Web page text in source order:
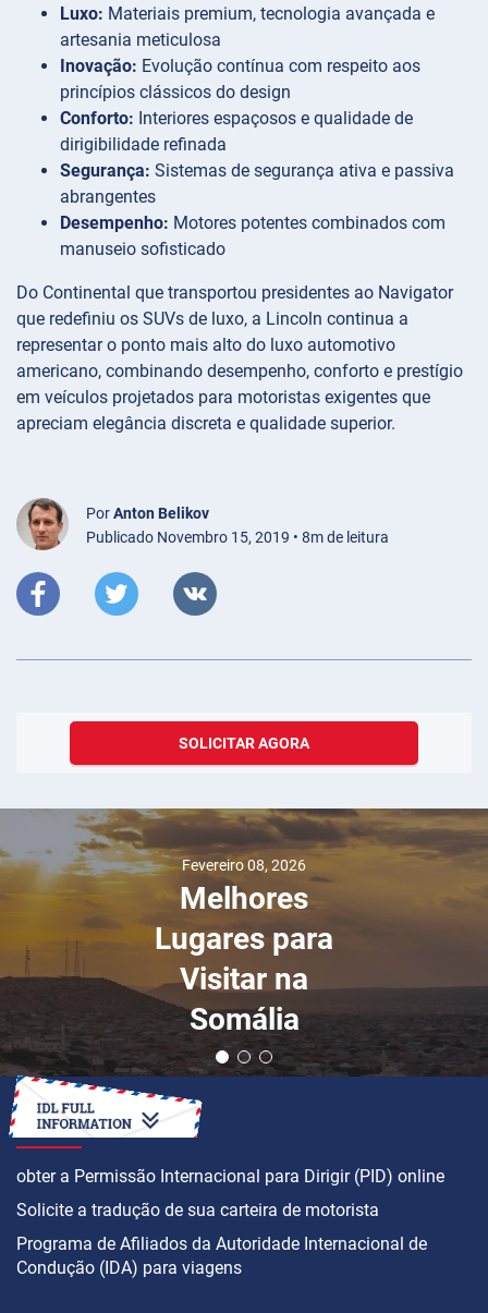
Luxo: Materiais premium, tecnologia avançada e
artesania meticulosa
Inovação: Evolução contínua com respeito aos
princípios clássicos do design
Conforto: Interiores espaçosos e qualidade de
dirigibilidade refinada
Segurança: Sistemas de segurança ativa e passiva
abrangentes
Desempenho: Motores potentes combinados com
manuseio sofisticado
Do Continental que transportou presidentes ao Navigator
que redefiniu os SUVs de luxo, a Lincoln continua a
representar o ponto mais alto do luxo automotivo
americano, combinando desempenho, conforto e prestígio
em veículos projetados para motoristas exigentes que
apreciam elegância discreta e qualidade superior.
PorAnton Belikov
Publicado Novembro 15, 2019 • 8m de leitura
SOLICITAR AGORA
Fevereiro 08, 2026
Melhores
Lugares para
Visitar na
Somália
COMO
obter a Permissão Internacional para Dirigir (PID) online
Solicite a tradução de sua carteira de motorista
Programa de Afiliados da Autoridade Internacional de
Condução (IDA) para viagens